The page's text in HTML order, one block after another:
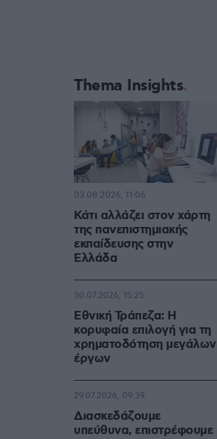
Thema Insights
Κάτι αλλάζει στον χάρτη
της πανεπιστημιακής
εκπαίδευσης στην
Ελλάδα
03.08.2026, 11:06
Εθνική Τράπεζα: Η
κορυφαία επιλογή για τη
χρηματοδότηση μεγάλων
έργων
30.07.2026, 15:25
Διασκεδάζουμε
υπεύθυνα, επιστρέφουμε
29.07.2026, 09:39